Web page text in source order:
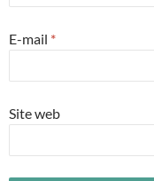
E-mail *
Site web